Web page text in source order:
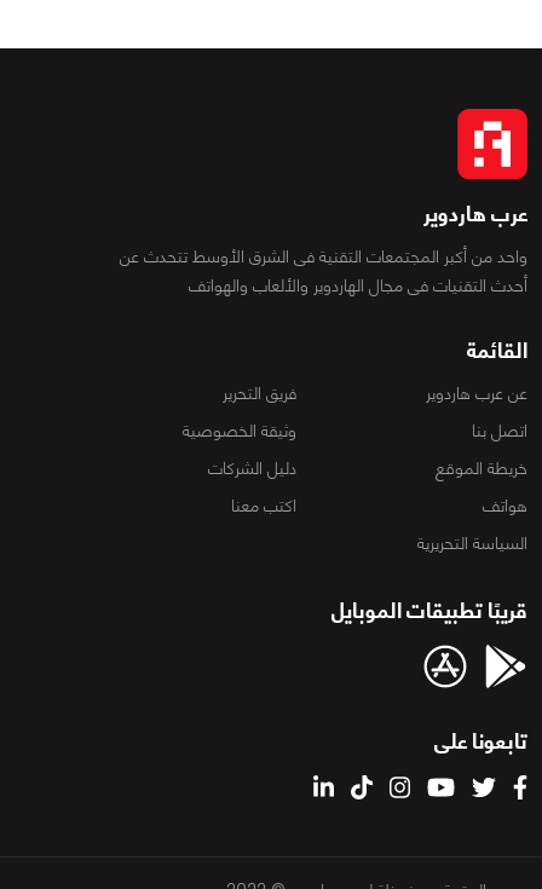
عرب هاردوير
واحد من أكبر المجتمعات التقنية فى الشرق الأوسط تتحدث عن
أحدث التقنيات فى مجال الهاردوير والألعاب والهواتف
القائمة
عن عرب هاردوير
فريق التحرير
اتصل بنا
وثيقة الخصوصية
خريطة الموقع
دليل الشركات
هواتف
اكتب معنا
السياسة التحريرية
قريبًا تطبيقات الموبايل
تابعونا على